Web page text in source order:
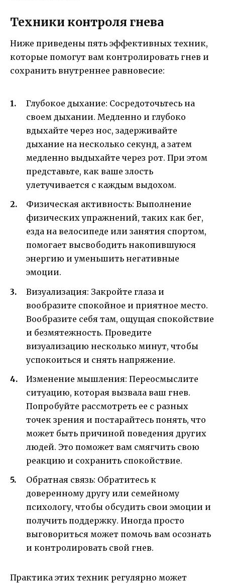
Техники контроля гнева
Ниже приведены пять эффективных техник,
которые помогут вам контролировать гнев и
сохранить внутреннее равновесие:
Глубокое дыхание: Сосредоточьтесь на
своем дыхании. Медленно и глубоко
вдыхайте через нос, задерживайте
дыхание на несколько секунд, а затем
медленно выдыхайте через рот. При этом
представьте, как ваше злость
улетучивается с каждым выдохом.
Физическая активность: Выполнение
физических упражнений, таких как бег,
езда на велосипеде или занятия спортом,
помогает высвободить накопившуюся
энергию и уменьшить негативные
эмоции.
Визуализация: Закройте глаза и
вообразите спокойное и приятное место.
Вообразите себя там, ощущая спокойствие
и безмятежность. Проведите
визуализацию несколько минут, чтобы
успокоиться и снять напряжение.
Изменение мышления: Переосмыслите
ситуацию, которая вызвала ваш гнев.
Попробуйте рассмотреть ее с разных
точек зрения и постарайтесь понять, что
может быть причиной поведения других
людей. Это поможет вам смягчить свою
реакцию и сохранить спокойствие.
Обратная связь: Обратитесь к
доверенному другу или семейному
психологу, чтобы обсудить свои эмоции и
получить поддержку. Иногда просто
выговориться может помочь вам осознать
и контролировать свой гнев.
Практика этих техник регулярно может